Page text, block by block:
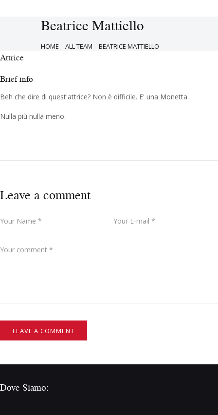
Beatrice Mattiello
HOME ALL TEAM BEATRICE MATTIELLO
Attrice
Brief info
Beh che dire di quest'attrice? Non è difficile. E' una Monetta.
Nulla più nulla meno.
Leave a comment
Dove Siamo: